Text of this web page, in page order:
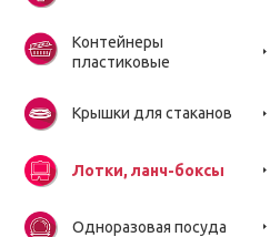
Контейнеры
пластиковые
Крышки для стаканов
Лотки, ланч-боксы
Одноразовая посуда